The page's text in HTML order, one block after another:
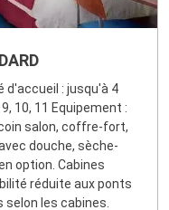
d'accueil : jusqu'à 4
10, 11 Equipement :
salon, coffre-fort,
douche, sèche-
option. Cabines
réduite aux ponts
selon les cabines.